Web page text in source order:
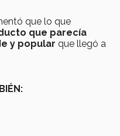
que lo que
que parecía
y popular que llegó a